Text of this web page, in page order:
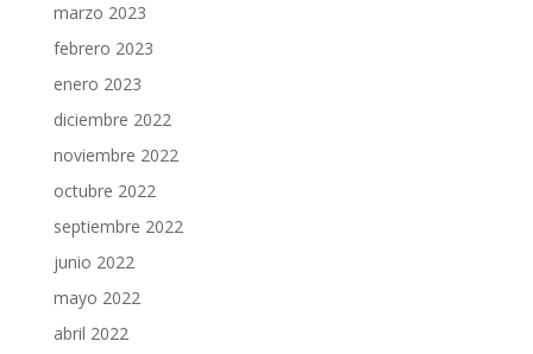
marzo 2023
febrero 2023
enero 2023
diciembre 2022
noviembre 2022
octubre 2022
septiembre 2022
junio 2022
mayo 2022
abril 2022